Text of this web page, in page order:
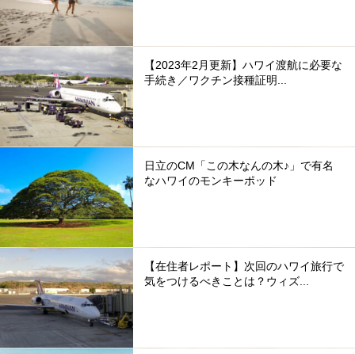
【2023年2月更新】ハワイ渡航に必要な
手続き／ワクチン接種証明...
日立のCM「この木なんの木♪」で有名
なハワイのモンキーポッド
【在住者レポート】次回のハワイ旅行で
気をつけるべきことは？ウィズ...